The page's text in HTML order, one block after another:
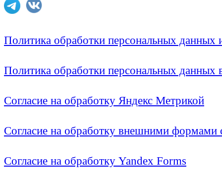
Политика обработки персональных
Политика обработки персональных
Согласие на обработку Яндекс Метрикой
Согласие на обработку внешними формами
Согласие на обработку Yandex Forms